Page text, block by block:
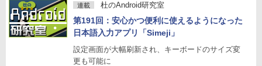
連載 杜のAndroid研究室
第191回：安心かつ便利に使えるようになった
日本語入力アプリ「Simeji」
設定画面が大幅刷新され、キーボードのサイズ変
更も可能に